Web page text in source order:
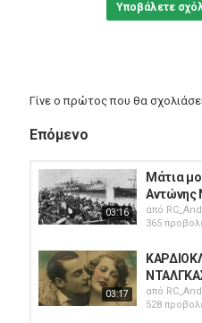
Υποβάλετε
Γίνε ο πρώτος που θα
Επόμενο
03:16
Μάτια
Αντώνης
από
365
03:17 από
528